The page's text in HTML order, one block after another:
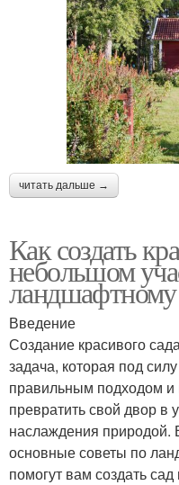
читать дальше →
Как создать
небольшом
Введение
Создание красивого
задача, которая под
правильным подходом
превратить свой двор в
наслаждения природой.
основные советы по
помогут вам создать